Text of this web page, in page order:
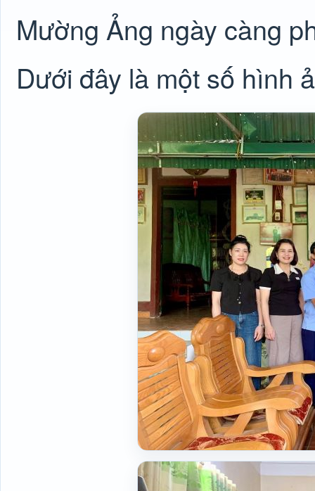
Mường Ảng ngày càng
Dưới đây là một số hình